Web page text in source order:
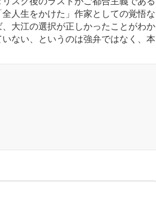
人生をかけた」作家としての覚悟な
大江の選択が正しかったことがわか
ない、というのは強弁ではなく、本